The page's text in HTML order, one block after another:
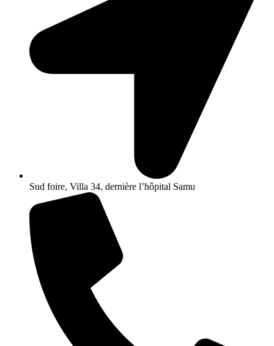
Sud foire, Villa 34, dernière l’hôpital Samu